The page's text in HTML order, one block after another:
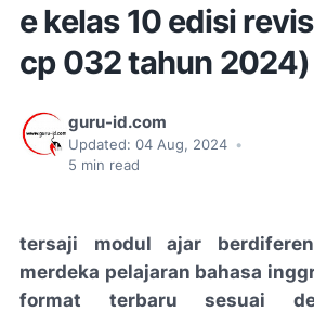
e kelas 10 edisi
cp 032 tahun 2024)
guru-id.com
Updated: 04 Aug, 2024 •
5 min read
tersaji modul ajar
merdeka pelajaran bahasa
format terbaru sesuai